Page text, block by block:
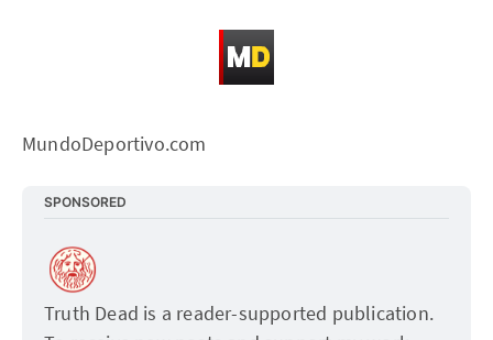
MundoDeportivo.com
SPONSORED
Truth Dead is a reader-supported publication.